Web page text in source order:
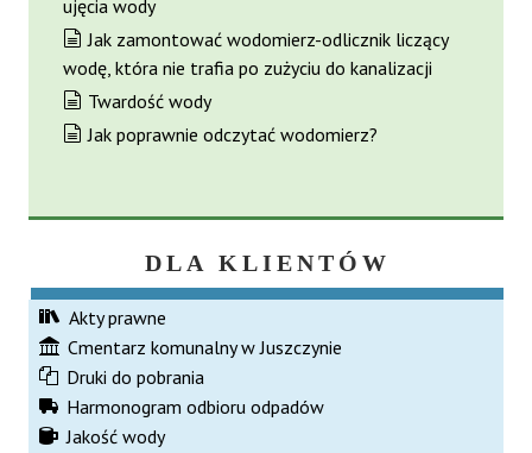
ujęcia wody
Jak zamontować wodomierz-odlicznik liczący
wodę, która nie trafia po zużyciu do kanalizacji
Twardość wody
Jak poprawnie odczytać wodomierz?
DLA KLIENTÓW
Akty prawne
Cmentarz komunalny w Juszczynie
Druki do pobrania
Harmonogram odbioru odpadów
Jakość wody